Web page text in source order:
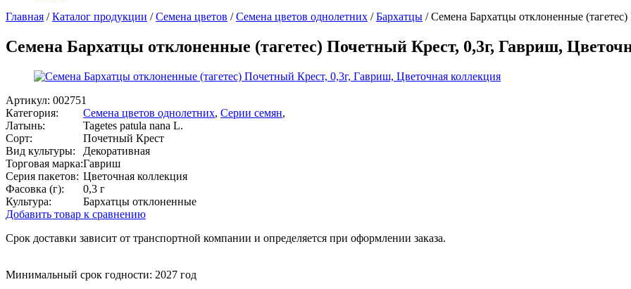
Главная /Каталог продукции /Семена цветов /Семена цветов однолетних /Бархатцы /Семена Бархатцы отклоненные
Семена Бархатцы отклоненные (тагетес) Почетный Крест, 0,3г, Гавриш,
Артикул: 002751
Категория:
Семена цветов однолетних, Серии семян,
Латынь:
Tagetes patula nana L.
Сорт:
Почетный Крест
Вид культуры:
Декоративная
Торговая марка:Гавриш
Серия пакетов: Цветочная коллекция
Фасовка (г):
0,3 г
Культура:
Бархатцы отклоненные
Добавить товар к сравнению
Срок доставки зависит от транспортной компании и определяется при оформлении заказа.
Минимальный срок годности: 2027 год